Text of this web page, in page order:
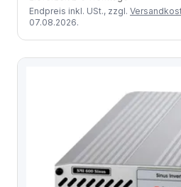
Endpreis inkl. USt., zzgl.
07.08.2026.